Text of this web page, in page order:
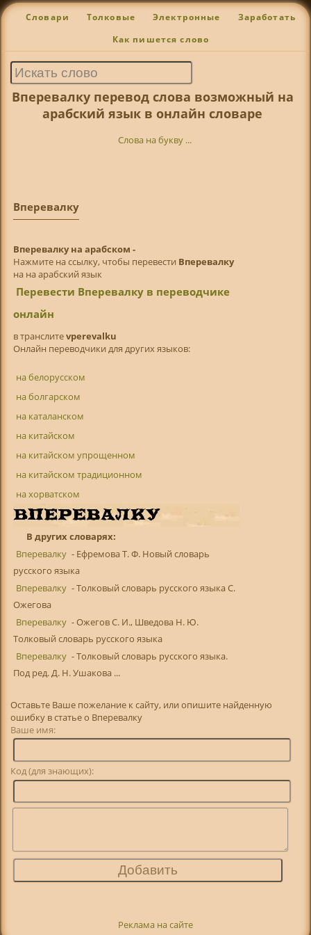
Словари Толковые Электронные Заработать
Как пишется слово
Вперевалку перевод слова возможный на
арабский язык в онлайн словаре
Слова на букву ...
Вперевалку
Вперевалку на арабском -
Нажмите на ссылку, чтобы перевести Вперевалку
на на арабский язык
Перевести Вперевалку в переводчике
онлайн
в транслитevperevalku
Онлайн переводчики для других языков:
на белорусском
на болгарском
на каталанском
на китайском
на китайском упрощенном
на китайском традиционном
на хорватском
В других словарях:
Вперевалку - Ефремова Т. Ф. Новый словарь
русского языка
Вперевалку - Толковый словарь русского языка С.
Ожегова
Вперевалку - Ожегов С. И., Шведова Н. Ю.
Толковый словарь русского языка
Вперевалку - Толковый словарь русского языка.
Под ред. Д. Н. Ушакова ...
Оставьте Ваше пожелание к сайту, или опишите найденную
ошибку в статье о Вперевалку
Ваше имя:
Код (для знающих):
Реклама на сайте